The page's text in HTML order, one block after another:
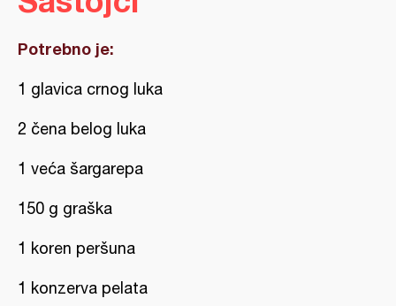
Potrebno je:
1 glavica crnog luka
2 čena belog luka
1 veća šargarepa
150 g graška
1 koren peršuna
1 konzerva pelata